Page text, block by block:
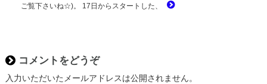
ご覧下さいね☆)。 17日からスタートした、
コメントをどうぞ
入力いただいたメールアドレスは公開されません。